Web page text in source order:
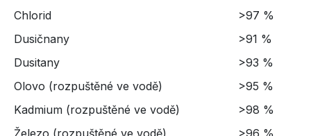
Chlorid
>97 %
Dusičnany
>91 %
Dusitany
>93 %
Olovo (rozpuštěné ve vodě)
>95 %
Kadmium (rozpuštěné ve vodě)
>98 %
Železo (rozpuštěné ve vodě)
>96 %